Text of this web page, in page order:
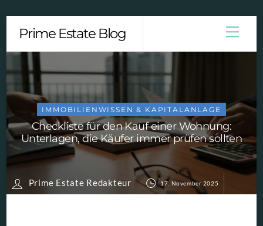
content
Prime Estate Blog
17. November 2025
Checkliste für den Kauf einer Wohnung:
Unterlagen, die Käufer immer prüfen sollten
Prime Estate Redakteur
IMMOBILIENWISSEN & KAPITALANLAGE